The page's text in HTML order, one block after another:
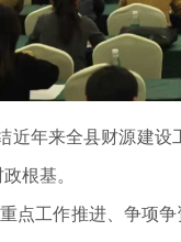
来全县财源建设
根基。
工作推进、争项争